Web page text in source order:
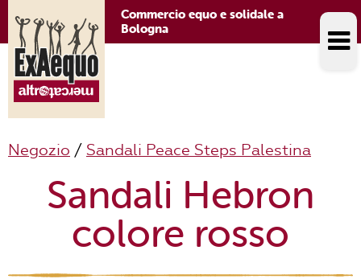
Commercio equo e solidale a
Bologna
Negozio / Sandali Peace Steps Palestina
Sandali Hebron
colore rosso